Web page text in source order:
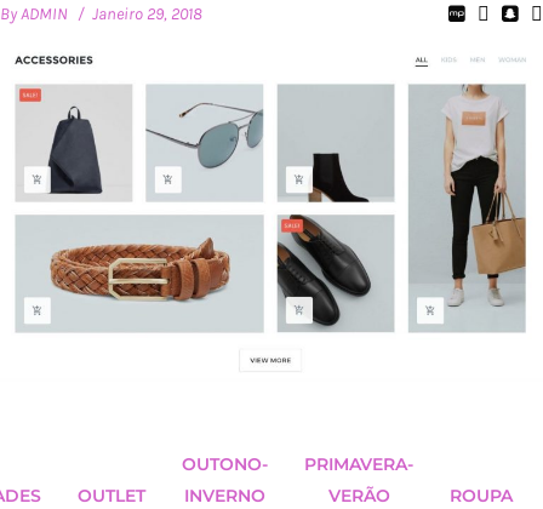
ByADMIN Janeiro 29, 2018
OUTLET
OUTONO-
INVERNO
PRIMAVERA-
VERÃO
ROUPA